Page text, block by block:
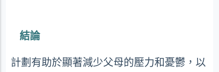
結論
計劃有助於顯著減少父母的壓力和憂鬱，以